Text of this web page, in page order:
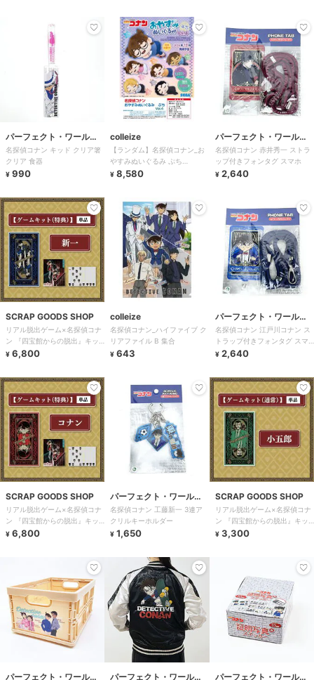
パーフェクト・ワール
ド・トーキョー
名探偵コナン キッド クリア箸
クリア 食器
¥ 990
colleize
【ランダム】名探偵コナン_お
やすみぬいぐるみ ぷち
Vol.4【コンプリートBOX／6個
¥ 8,580
パーフェクト・ワール
ド・トーキョー
名探偵コナン 赤井秀一 ストラ
ップ付きフォンタグ スマホ
¥ 2,640
SCRAP GOODS SHOP
リアル脱出ゲーム×名探偵コナ
ン 『四宝館からの脱出』キッ
ト_工藤新一（特典）
¥ 6,800
colleize
名探偵コナン_ハイファイブ ク
リアファイル B 集合
¥ 643
パーフェクト・ワール
ド・トーキョー
名探偵コナン 江戸川コナン ス
トラップ付きフォンタグ スマ
ホ
¥ 2,640
SCRAP GOODS SHOP
リアル脱出ゲーム×名探偵コナ
ン 『四宝館からの脱出』キッ
ト 江戸川コナン（特典）
¥ 6,800
パーフェクト・ワール
ド・トーキョー
名探偵コナン 工藤新一 3連ア
クリルキーホルダー
¥ 1,650
SCRAP GOODS SHOP
リアル脱出ゲーム×名探偵コナ
ン 『四宝館からの脱出』キッ
ト 毛利小五郎
¥ 3,300
パーフェクト・ワール パーフェクト・ワール パーフェクト・ワール